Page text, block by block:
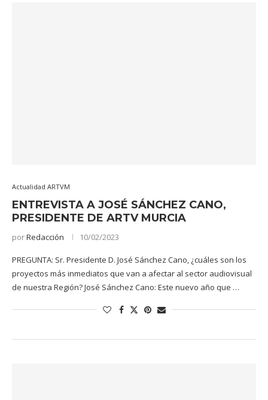
Actualidad ARTVM
ENTREVISTA A JOSÉ SÁNCHEZ CANO,
PRESIDENTE DE ARTV MURCIA
porRedacción 10/02/2023
PREGUNTA: Sr. Presidente D. José Sánchez Cano, ¿cuáles son los
proyectos más inmediatos que van a afectar al sector audiovisual
de nuestra Región? José Sánchez Cano: Este nuevo año que …